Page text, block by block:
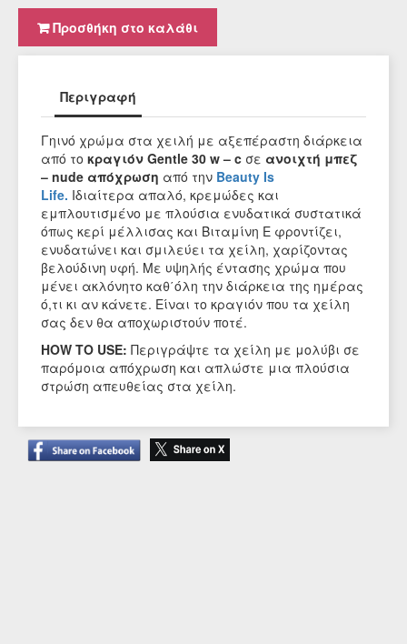
Προσθήκη στο καλάθι
Περιγραφή
Γηινό χρώμα στα χειλή με αξεπέραστη διάρκεια
από το κραγιόν Gentle 30 w – c σε ανοιχτή μπεζ
– nude απόχρωση από την Beauty Is
Life. Ιδιαίτερα απαλό, κρεμώδες και
εμπλουτισμένο με πλούσια ενυδατικά συστατικά
όπως κερί μέλλισας και Βιταμίνη Ε φροντίζει,
ενυδατώνει και σμιλεύει τα χείλη, χαρίζοντας
βελούδινη υφή. Με υψηλής έντασης χρώμα που
μένει ακλόνητο καθ΄όλη την διάρκεια της ημέρας
ό,τι κι αν κάνετε. Είναι το κραγιόν που τα χείλη
σας δεν θα αποχωριστούν ποτέ.
HOW TO USE: Περιγράψτε τα χείλη με μολύβι σε
παρόμοια απόχρωση και απλώστε μια πλούσια
στρώση απευθείας στα χείλη.